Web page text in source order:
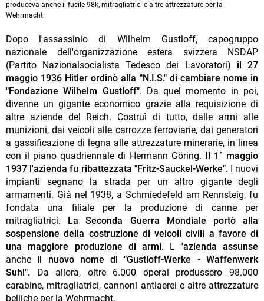
produceva anche il fucile 98k, mitragliatrici e altre attrezzature per la
Wehrmacht.
Dopo l'assassinio di Wilhelm Gustloff, capogruppo
nazionale dell'organizzazione estera svizzera NSDAP
(Partito Nazionalsocialista Tedesco dei Lavoratori) il 27
maggio 1936 Hitler ordinò alla "N.I.S." di cambiare nome in
"Fondazione Wilhelm Gustloff". Da quel momento in poi,
divenne un gigante economico grazie alla requisizione di
altre aziende del Reich. Costruì di tutto, dalle armi alle
munizioni, dai veicoli alle carrozze ferroviarie, dai generatori
a gassificazione di legna alle attrezzature minerarie, in linea
con il piano quadriennale di Hermann Göring.
Il 1° maggio
1937 l'azienda fu ribattezzata "Fritz-Sauckel-Werke".I nuovi
impianti segnano la strada per un altro gigante degli
armamenti. Già nel 1938, a Schmiedefeld am Rennsteig, fu
fondata una filiale per la produzione di canne per
mitragliatrici.
La Seconda Guerra Mondiale portò alla
sospensione della costruzione di veicoli civili a favore di
una maggiore produzione di armi. L 'azienda assunse
anche il nuovo nome di "Gustloff-Werke - Waffenwerk
Suhl". Da allora, oltre 6.000 operai produssero 98.000
carabine, mitragliatrici, cannoni antiaerei e altre attrezzature
belliche per la Wehrmacht.